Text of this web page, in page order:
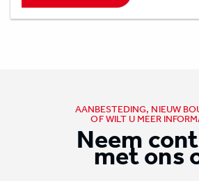
AANBESTEDING, NIEUW
OF WILT U MEER
Neem
met ons